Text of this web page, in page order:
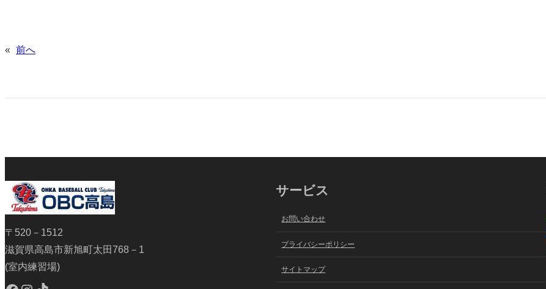
« 前へ
〒520－1512
滋賀県高島市新旭町太田768－1
(室内練習場)
サービス
お問い合わせ
プライバシーポリシー
サイトマップ